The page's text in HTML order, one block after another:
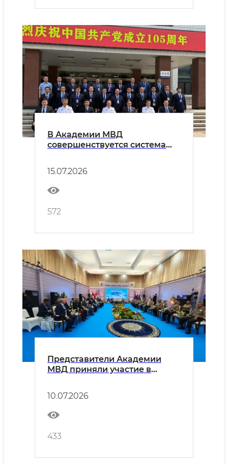
В Академии МВД
совершенствуется система
15.07.2026
572
Представители Академии
МВД приняли участие в
Международной ассоциации
полицейских академий
(INTERPA)
10.07.2026
433